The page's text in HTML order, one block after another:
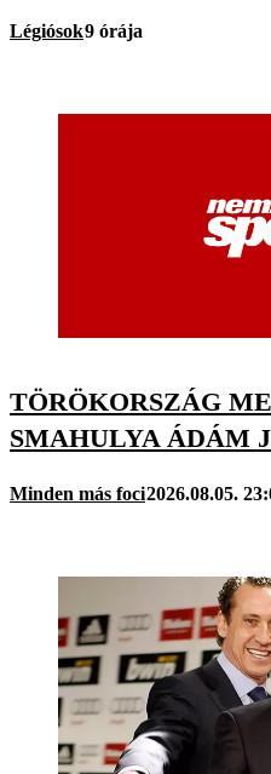
Légiósok9 órája
TÖRÖKORSZÁG
SMAHULYA ÁDÁM
Minden más foci2026.08.05.